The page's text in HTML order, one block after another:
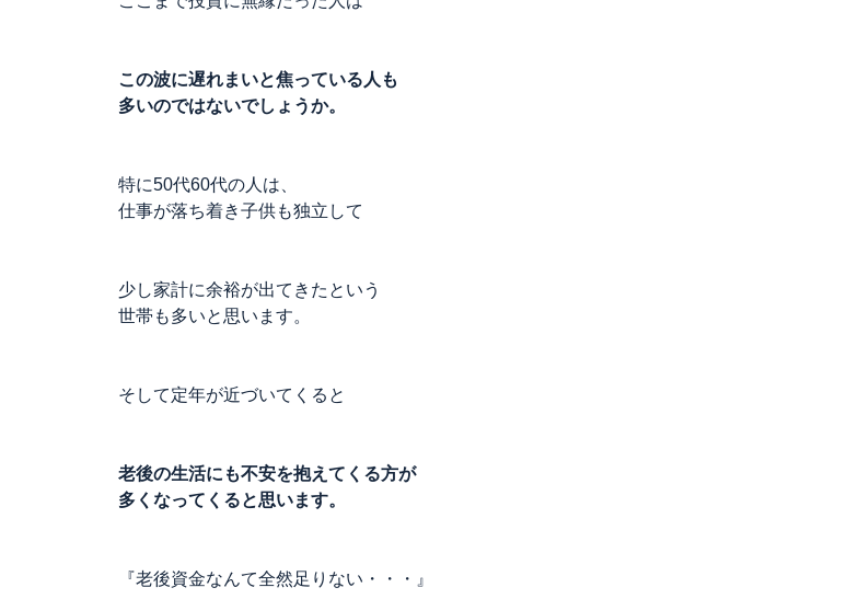
この波に遅れまいと焦っている人も
多いのではないでしょうか。
特に50代60代の人は、
仕事が落ち着き子供も独立して
少し家計に余裕が出てきたという
世帯も多いと思います。
そして定年が近づいてくると
老後の生活にも不安を抱えてくる方が
多くなってくると思います。
『老後資金なんて全然足りない・・・』